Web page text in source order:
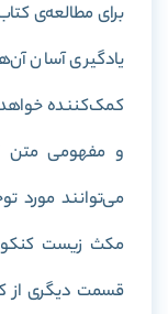
برای مطالعه‌ی
یادگیری آسان
کمک‌کننده
و مفهومی متن
می‌توانند مورد
مکث زیست
قسمت دیگری از